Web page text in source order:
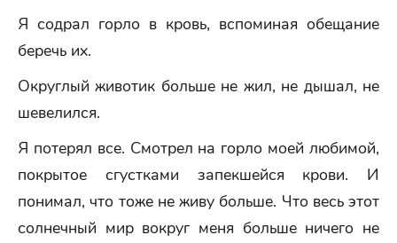
Я содрал горло в кровь, вспоминая обещание
беречь их.
Округлый животик больше не жил, не дышал, не
шевелился.
Я потерял все. Смотрел на горло моей любимой,
покрытое сгустками запекшейся крови. И
понимал, что тоже не живу больше. Что весь этот
солнечный мир вокруг меня больше ничего не